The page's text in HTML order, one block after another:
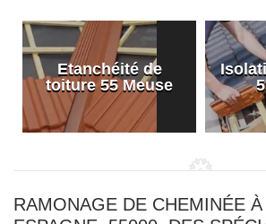
Etanchéité de
toiture 55 Meuse
RAMONAGE DE CHEMINÉE